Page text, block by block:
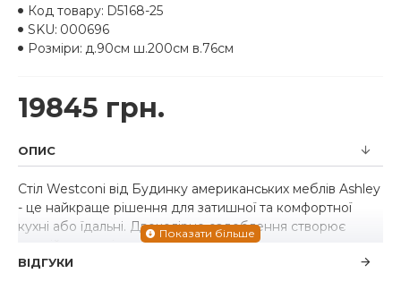
19845 грн.
Код товару: D5168-25
SKU: 000696
Розміри: д.90см ш.200см в.76см
ОПИС
Стіл Westconi від Будинку американських меблів Ashley
- це найкраще рішення для затишної та комфортної
кухні або їдальні. Двоколірне оздоблення створює
подвійну порцію чарівності. Виготовлено з масиву
дерева гевеї, шпону та інженерного дерева.
ВІДГУКИ